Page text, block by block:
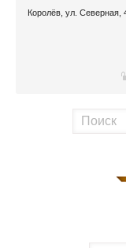
Королёв, ул.